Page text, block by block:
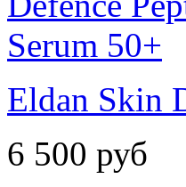
Eldan Skin
6 500 руб